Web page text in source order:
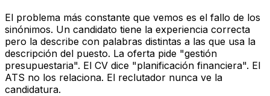
El problema más constante que vemos es el fallo de los
sinónimos. Un candidato tiene la experiencia correcta
pero la describe con palabras distintas a las que usa la
descripción del puesto. La oferta pide "gestión
presupuestaria". El CV dice "planificación financiera". El
ATS no los relaciona. El reclutador nunca ve la
candidatura.